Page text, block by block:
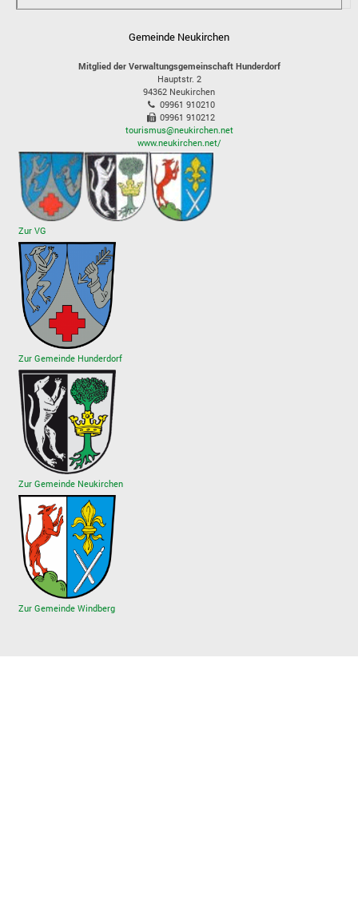
Gemeinde Neukirchen
Mitglied der Verwaltungsgemeinschaft Hunderdorf
Hauptstr. 2
94362 Neukirchen
09961 910210
09961 910212
tourismus@neukirchen.net
www.neukirchen.net/
Zur VG
Zur Gemeinde Hunderdorf
Zur Gemeinde Neukirchen
Zur Gemeinde Windberg